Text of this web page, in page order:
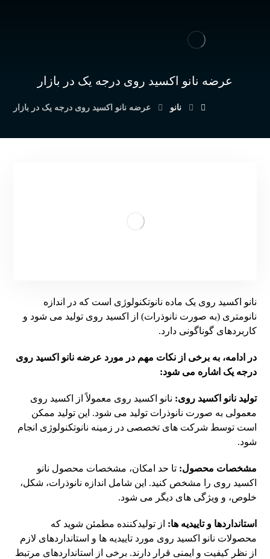
عرضه نانو اکسید روی درجه یک در بازار
نانو عرضه نانو اکسید روی درجه یک در بازار
نانو اکسید روی یک ماده نانوتکنولوژی است که در اندازه
نانومتری (به صورت نانوذرات) از اکسید روی تولید می شود و
کاربردهای گوناگونی دارد.
در ادامه، به برخی از نکات مهم در مورد عرضه نانو اکسید روی
درجه یک اشاره می شود:
تولید نانو اکسید روی: نانو اکسید روی معمولاً از اکسید روی
معمولی به صورت نانوذرات تولید می شود. این تولید ممکن
است توسط شرکت های تخصصی در زمینه نانوتکنولوژی انجام
شود.
مشخصات محصول: تا حد امکان، مشخصات محصول نانو
اکسید روی را مشخص کنید. این شامل اندازه نانوذرات، شکل،
خلوص، و ویژگی های دیگر می شود.
استانداردها و تاییدیه ها: از تولیدکننده مطمئن شوید که
محصولات نانو اکسید روی مورد تاییدیه ها و استانداردهای لازم
از نظر کیفیت و ایمنی قرار دارند. برخی از استانداردهای مرتبط